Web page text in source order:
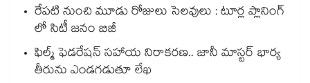
రేపటి నుంచి మూడు రోజులు సెలవులు : టూర్ల ప్లానింగ్
లో సిటీ జనం బిజీ
ఫిల్మ్ ఫెడరేషన్ సహాయ నిరాకరణ.. జానీ మాస్టర్ భార్య
తీరును ఎండగడుతూ లేఖ